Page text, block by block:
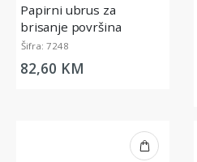
Papirni ubrus za
brisanje površina
WypAll® L20 Extra -
Jumbo rola, dvoslojna
Šifra: 7248
82,60 KM